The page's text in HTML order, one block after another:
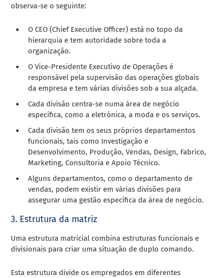
observa-se o seguinte:
O CEO (Chief Executive Officer) está no topo da
hierarquia e tem autoridade sobre toda a
organização.
O Vice-Presidente Executivo de Operações é
responsável pela supervisão das operações globais
da empresa e tem várias divisões sob a sua alçada.
Cada divisão centra-se numa área de negócio
específica, como a eletrónica, a moda e os serviços.
Cada divisão tem os seus próprios departamentos
funcionais, tais como Investigação e
Desenvolvimento, Produção, Vendas, Design, Fabrico,
Marketing, Consultoria e Apoio Técnico.
Alguns departamentos, como o departamento de
vendas, podem existir em várias divisões para
assegurar uma gestão específica da área de negócio.
3. Estrutura da matriz
Uma estrutura matricial combina estruturas funcionais e
divisionais para criar uma situação de duplo comando.
Esta estrutura divide os empregados em diferentes